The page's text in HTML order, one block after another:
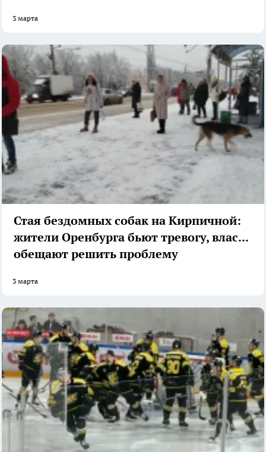
3 марта
Стая бездомных собак на Кирпичной:
жители Оренбурга бьют тревогу, власти
обещают решить проблему
3 марта